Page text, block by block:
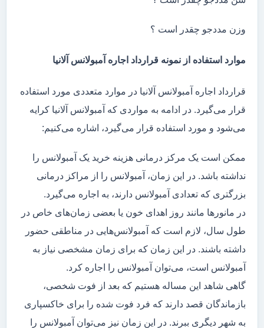
وزن مددجو چقدر است ؟
موارد استفاده از نمونه قرارداد اجاره آمبولانس آلانیا
قرارداد اجاره آمبولانس آلانیا در موارد متعددی مورد استفاده
قرار می‌گیرد. در ادامه به مواردی که آمبولانس آلانیا کرایه
می‌شود و مورد استفاده قرار می‌گیرد، اشاره می‌کنیم:
ممکن است یک مرکز درمانی هزینه خرید یک آمبولانس را
نداشته باشد. در این زمان، آمبولانس را از مراکز درمانی
بزرگتری که تعدادی آمبولانس دارند، به اجاره می‌گیرد.
در مانور‌ها مانند روز اهدای خون یا بعضی زمان‌های خاص در
طول سال، لازم است که آمبولانس‌هایی در مناطقی حضور
داشته باشند. در این زمان که برای زمان مشخصی نیاز به
آمبولانس است، می‌توان آمبولانس را اجاره کرد.
گاهی شاهد این مساله هستیم که بعد از فوت شخصی،
بازماندگان قصد دارند که فرد فوت شده را برای خاکسپاری
به شهر دیگری ببرند. در این زمان نیز می‌توان آمبولانس را